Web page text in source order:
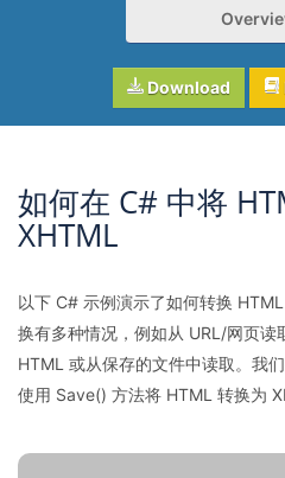
Download
如何在 C# 中将
XHTML
以下 C# 示例演示了如何转换
换有多种情况，例如从 URL/网页读
HTML 或从保存的文件中读取。我
使用 Save() 方法将 HTML 转换为